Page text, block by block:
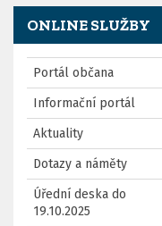
ONLINE SLUŽBY
Portál občana
Informační portál
Aktuality
Dotazy a náměty
Úřední deska do
19.10.2025